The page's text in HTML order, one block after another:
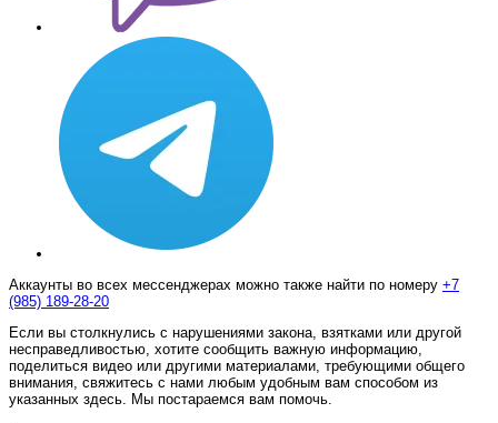
Аккаунты во всех мессенджерах можно также найти по номеру +7
(985) 189-28-20
Если вы столкнулись с нарушениями закона, взятками или другой
несправедливостью, хотите сообщить важную информацию,
поделиться видео или другими материалами, требующими общего
внимания, свяжитесь с нами любым удобным вам способом из
указанных здесь. Мы постараемся вам помочь.